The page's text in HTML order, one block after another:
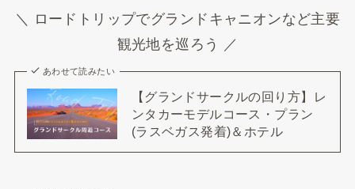
＼ ロードトリップでグランドキャニオンなど主要
観光地を巡ろう ／
あわせて読みたい
【グランドサークルの回り方】レ
ンタカーモデルコース・プラン
(ラスベガス発着)＆ホテル